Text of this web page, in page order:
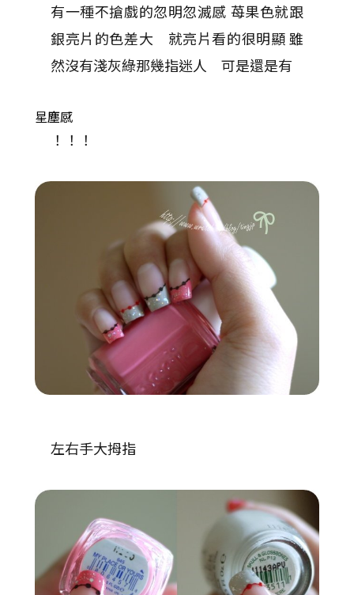
有一種不搶戲的忽明忽滅感 苺果色就跟
銀亮片的色差大 就亮片看的很明顯 雖
然沒有淺灰綠那幾指迷人 可是還是有
星塵感
！！！
左右手大拇指